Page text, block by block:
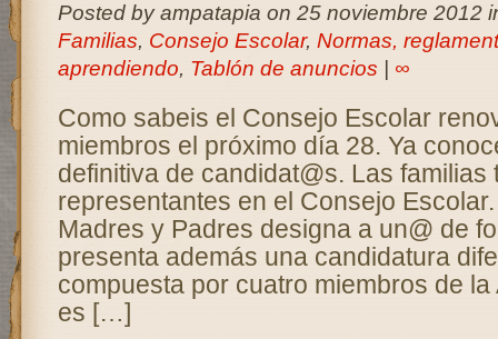
Posted by ampatapia on 25 noviembre 2012
Familias, Consejo Escolar, Normas,
aprendiendo, Tablón de anuncios ∞
Como sabeis el Consejo Escolar
miembros el próximo día 28. Ya
definitiva de candidat@s. Las familias
representantes en el Consejo
Madres y Padres designa a un@ de
presenta además una candidatura
compuesta por cuatro miembros de
es […]